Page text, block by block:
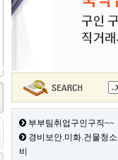
부부팀취업구인구직~~
경비보안.미화.건물청소
비